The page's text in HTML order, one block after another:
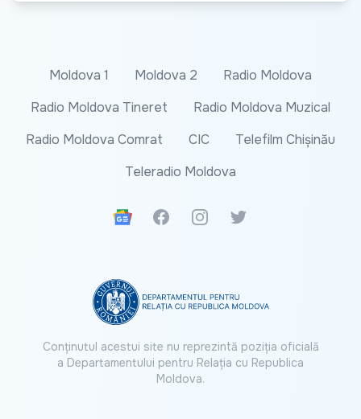
Moldova 1 Moldova 2
Radio Moldova
Radio Moldova Tineret
Radio Moldova Muzical
Radio Moldova Comrat
CIC
Telefilm Chișinău
Teleradio Moldova
Google News
FacebookInstagramTwitter
Conținutul acestui site nu reprezintă poziția oficială
a Departamentului pentru Relația cu Republica
Moldova.